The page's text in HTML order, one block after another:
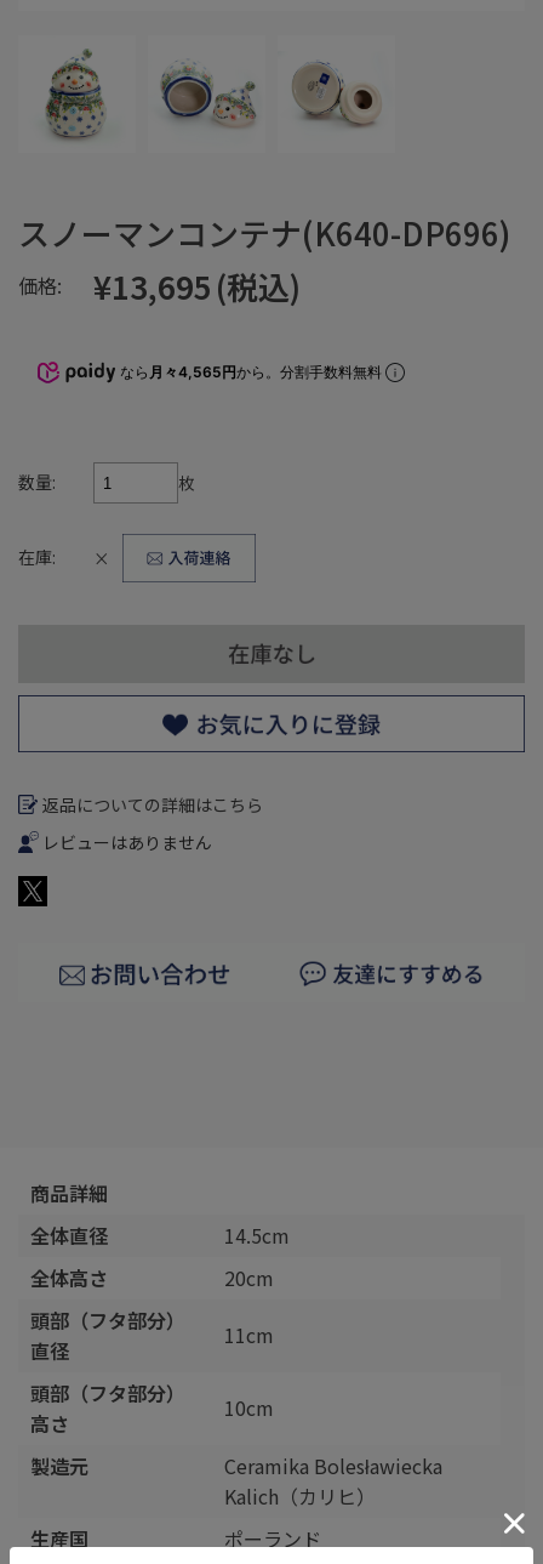
スノーマンコンテナ(K640-DP696)
価格: ¥13,695(税込)
なら 月々4,565円から。分割手数料無料
数量: 枚
在庫: ×
返品についての詳細はこちら
レビューはありません
商品詳細
全体直径
14.5cm
全体高さ
20cm
頭部（フタ部分）
直径
11cm
頭部（フタ部分）
高さ
10cm
製造元
Ceramika Bolesławiecka
Kalich（カリヒ）
生産国
ポーランド